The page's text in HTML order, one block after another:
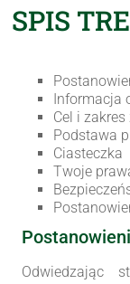
SPIS
Informacja
Cel i
Podstawa
Ciasteczka
Twoje
Odwiedzając